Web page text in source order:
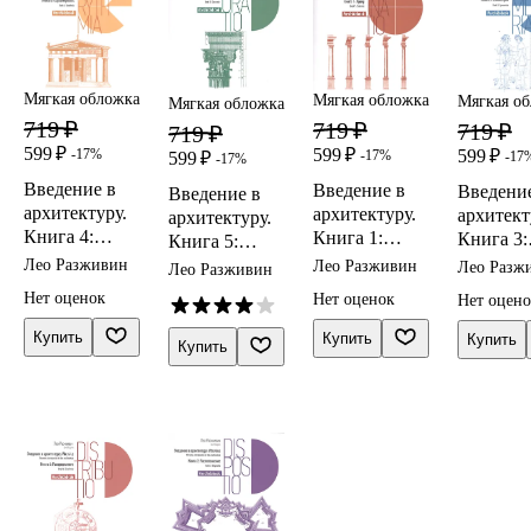
Мягкая обложка
719 ₽
599 ₽ -17%
Введение в
архитектуру.
Книга 4:
Соразмерност
Лео Разживин
Нет оценок
Купить
Мягкая обложка
719 ₽
599 ₽ -17%
Введение в
архитектуру.
Книга 5:
Декор
Лео Разживин
Купить
Мягкая обложка
719 ₽
599 ₽ -17%
Введение в
архитектуру.
Книга 1:
Ордер
Лео Разживин
Нет оценок
Купить
Мягкая
719 ₽
599 ₽ -
Книга 3:
Лео
Нет
Купить